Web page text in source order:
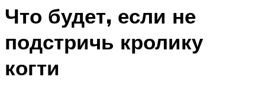
Что будет, если не
подстричь кролику
когти